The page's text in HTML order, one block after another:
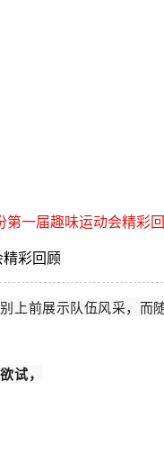
第一届趣味运动会精彩
精彩回顾
上前展示队伍风采，而
试，